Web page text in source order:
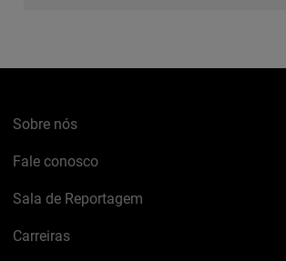
Sobre nós
Fale conosco
Sala de Reportagem
Carreiras